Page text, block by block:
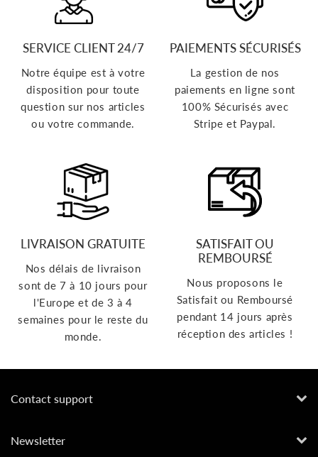
SERVICE CLIENT 24/7
Notre équipe est à votre
disposition pour toute
question sur nos articles
ou votre commande.
PAIEMENTS SÉCURISÉS
La gestion de nos
paiements en ligne sont
100% Sécurisés avec
Stripe et Paypal.
LIVRAISON GRATUITE
Nos délais de livraison
sont de 7 à 10 jours pour
l'Europe et de 3 à 4
semaines pour le reste du
monde.
SATISFAIT OU
REMBOURSÉ
Nous proposons le
Satisfait ou Remboursé
pendant 14 jours après
réception des articles !
Contact support
Newsletter